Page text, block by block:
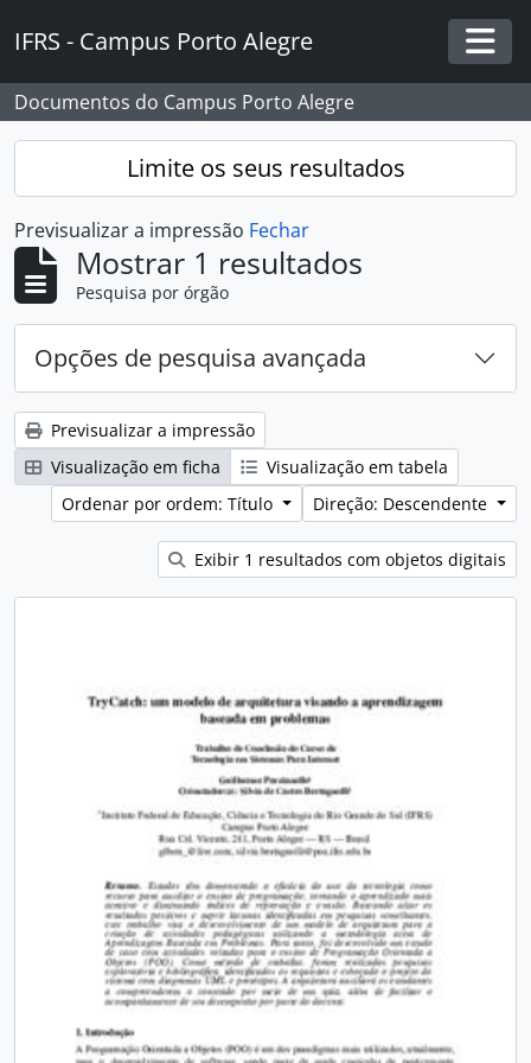
IFRS - Campus Porto Alegre
Documentos do Campus Porto Alegre
Limite os seus resultados
Previsualizar a impressão Fechar
Mostrar 1 resultados
Pesquisa por órgão
Opções de pesquisa avançada
Previsualizar a impressão
Visualização em ficha
Visualização em tabela
Ordenar por ordem: Título
Direção: Descendente
Exibir 1 resultados com objetos digitais